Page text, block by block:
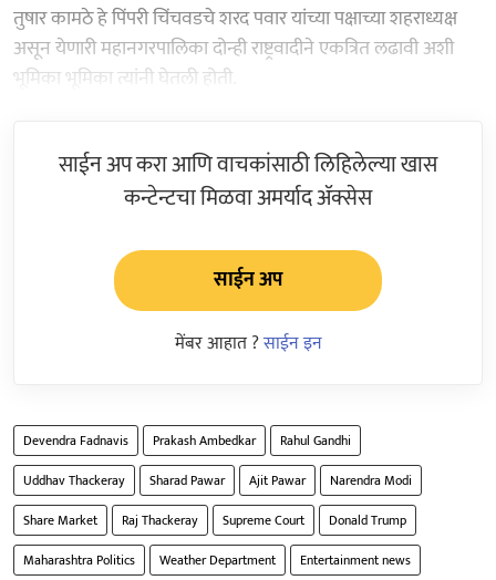
तुषार कामठे हे पिंपरी चिंचवडचे शरद पवार यांच्या पक्षाच्या शहराध्यक्ष
असून येणारी महानगरपालिका दोन्ही राष्ट्रवादीने एकत्रित लढावी अशी
भूमिका भूमिका त्यांनी घेतली होती.
साईन अप करा आणि वाचकांसाठी लिहिलेल्या खास
कन्टेन्टचा मिळवा अमर्याद ॲक्सेस
साईन अप
मेंबर आहात ?साईन इन
Devendra Fadnavis Prakash Ambedkar
Rahul Gandhi
Uddhav Thackeray
Sharad Pawar Ajit Pawar
Narendra Modi
Share Market
Raj Thackeray Supreme Court
Donald Trump
Maharashtra Politics
Weather Department Entertainment news